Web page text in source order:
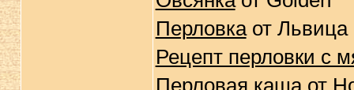
Перловкаот Львица
Рецепт перловки с
Перловая кашаот